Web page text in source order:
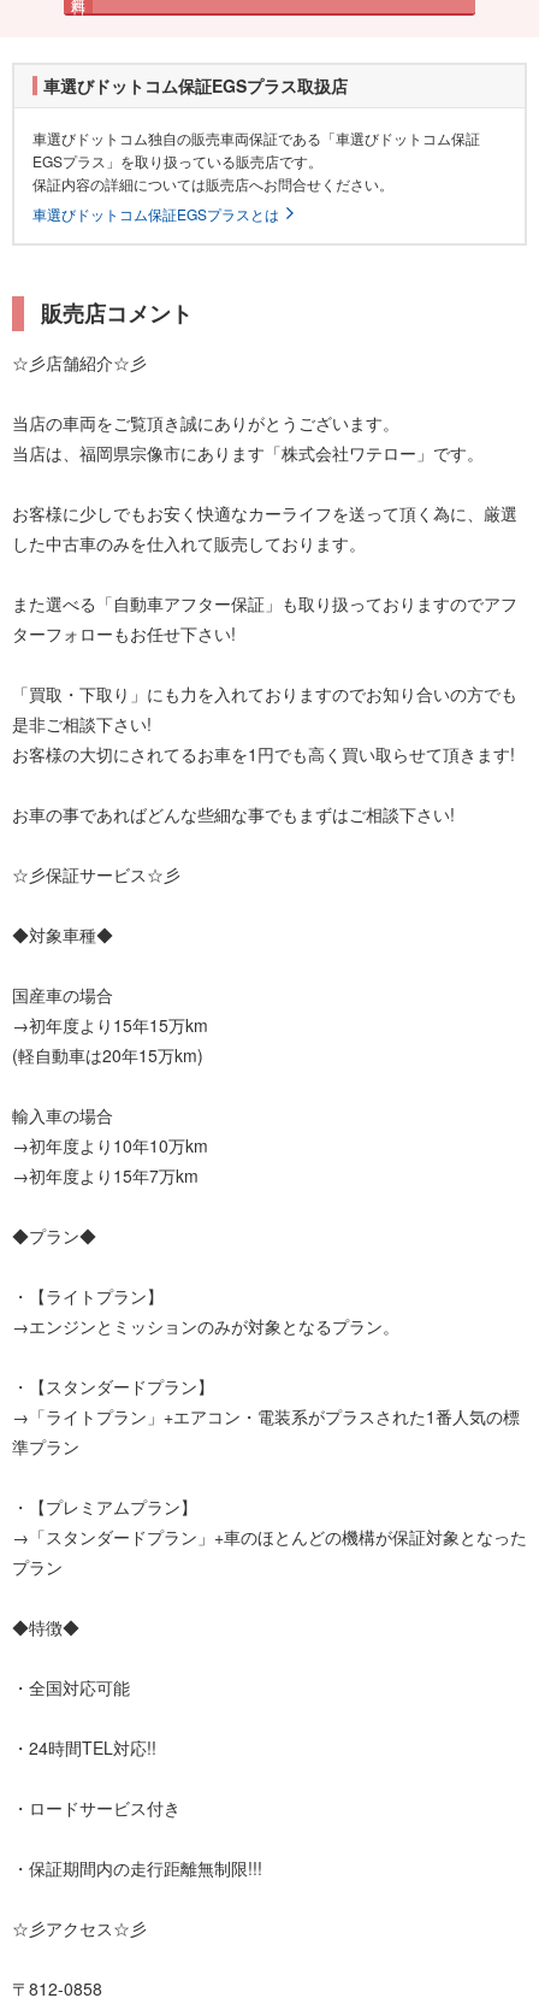
車選びドットコム保証EGSプラス取扱店
車選びドットコム独自の販売車両保証である「車選びドットコム保証
EGSプラス」を取り扱っている販売店です。
保証内容の詳細については販売店へお問合せください。
車選びドットコム保証EGSプラスとは
販売店コメント
☆彡店舗紹介☆彡
当店の車両をご覧頂き誠にありがとうございます。
当店は、福岡県宗像市にあります「株式会社ワテロー」です。
お客様に少しでもお安く快適なカーライフを送って頂く為に、厳選
した中古車のみを仕入れて販売しております。
また選べる「自動車アフター保証」も取り扱っておりますのでアフ
ターフォローもお任せ下さい!
「買取・下取り」にも力を入れておりますのでお知り合いの方でも
是非ご相談下さい!
お客様の大切にされてるお車を1円でも高く買い取らせて頂きます!
お車の事であればどんな些細な事でもまずはご相談下さい!
☆彡保証サービス☆彡
◆対象車種◆
国産車の場合
→初年度より15年15万km
(軽自動車は20年15万km)
輸入車の場合
→初年度より10年10万km
→初年度より15年7万km
◆プラン◆
・【ライトプラン】
→エンジンとミッションのみが対象となるプラン。
・【スタンダードプラン】
→「ライトプラン」+エアコン・電装系がプラスされた1番人気の標
準プラン
・【プレミアムプラン】
→「スタンダードプラン」+車のほとんどの機構が保証対象となった
プラン
◆特徴◆
・全国対応可能
・24時間TEL対応!!
・ロードサービス付き
・保証期間内の走行距離無制限!!!
☆彡アクセス☆彡
〒812-0858